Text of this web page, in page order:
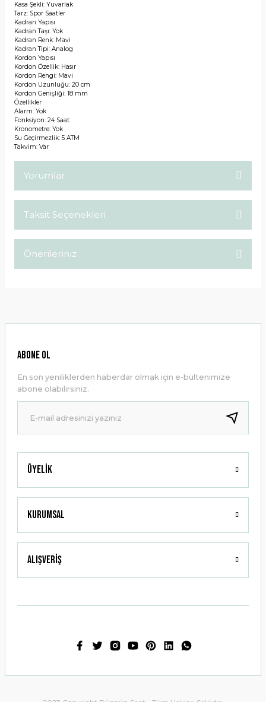
Kasa Şekli: Yuvarlak
Tarz: Spor Saatler
Kadran Yapısı
Kadran Taşı: Yok
Kadran Renk: Mavi
Kadran Tipi: Analog
Kordon Yapısı
Kordon Özellik: Hasır
Kordon Rengi: Mavi
Kordon Uzunluğu: 20 cm
Kordon Genişliği: 18 mm
Özellikler
Alarm: Yok
Fonksiyon: 24 Saat
Kronometre: Yok
Su Geçirmezlik: 5 ATM
Takvim: Var
Yorumlar
Taksit Seçenekleri
Önerileriniz
Ürün resmi kalitesiz, bozuk veya görüntülenemiyor.
Ürün bilgilerinde hatalar bulunuyor.
Ürün fiyatı diğer sitelerden daha pahalı.
Bu ürüne benzer farklı alternatifler olmalı.
Gönder
Üyelik
Kurumsal
Alışveriş
ABONE OL
En son yeniliklerden haberdar olmak için e-bültenimize
abone olabilirsiniz.